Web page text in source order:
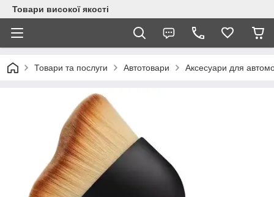
Товари високої якості
Товари та послуги Автотовари Аксесуари для